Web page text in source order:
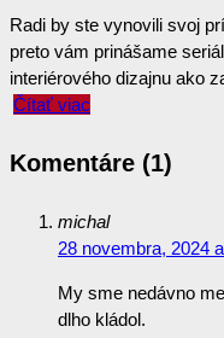
Radi by ste vynovili svoj
preto vám prinášame
interiérového dizajnu ako
Čítať viac
Komentáre (1)
michal
28 novembra, 2024
My sme nedávno
dlho kládol.